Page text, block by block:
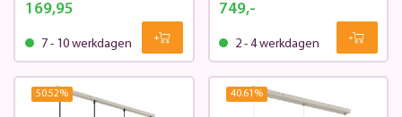
169,95
7 - 10 werkdagen
749,-
2 - 4 werkdagen
50.52% 40.61 %